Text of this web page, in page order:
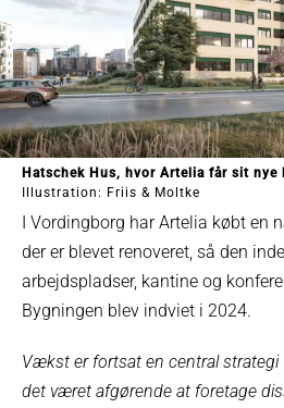
Hatschek Hus, hvor Artelia får sit nye
Illustration: Friis & Moltke
I Vordingborg har Artelia købt en
der er blevet renoveret, så den
arbejdspladser, kantine og
Bygningen blev indviet i 2024.
Vækst er fortsat en central strategi
det været afgørende at foretage